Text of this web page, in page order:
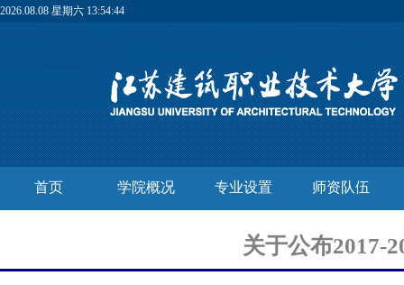
2026.08.08 星期六 13:54:44
首页 学院概况 专业设置 师资队伍
关于公布2017-